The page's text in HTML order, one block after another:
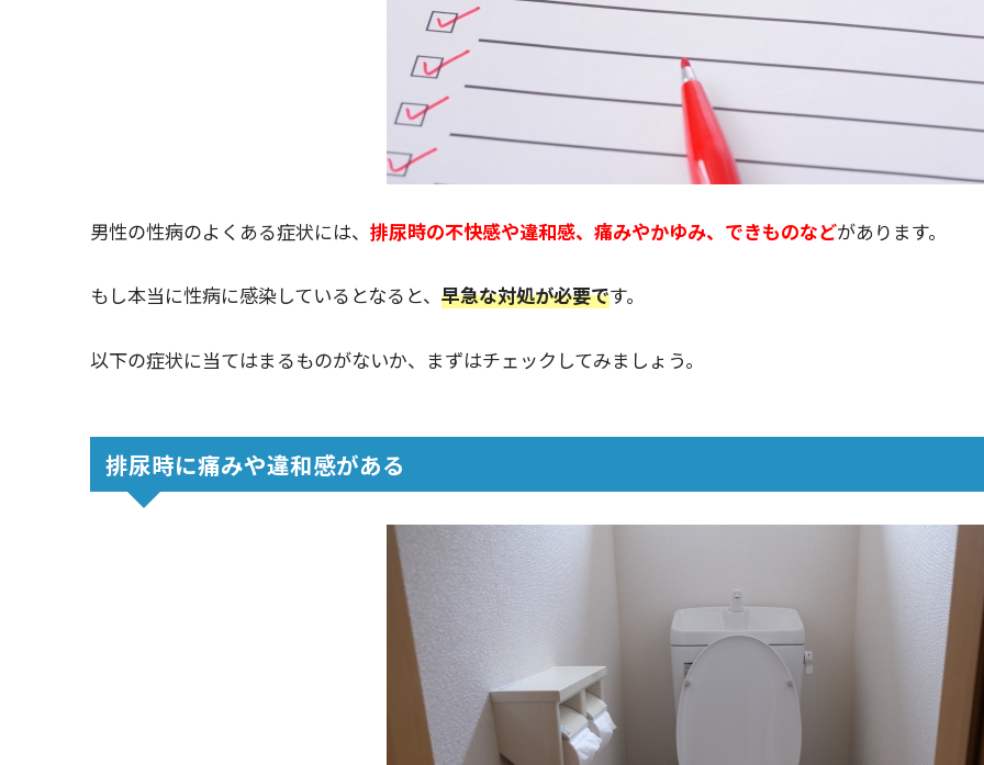
男性の性病のよくある症状には、 排尿時の不快感や違和感、痛みやかゆみ、できものなどがあります。
もし本当に性病に感染しているとなると、 早急な対処が必要です。
以下の症状に当てはまるものがないか、まずはチェックしてみましょう。
排尿時に痛みや違和感がある